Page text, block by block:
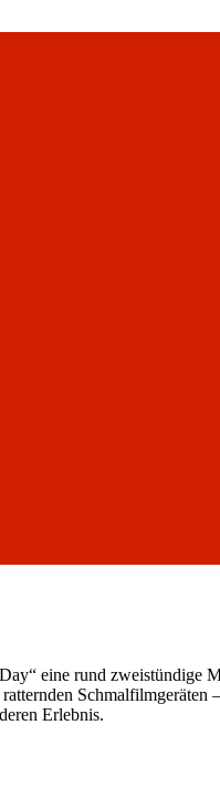
eine rund zweistündige
Erlebnis.